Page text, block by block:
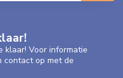
klaar! Voor informatie
contact op met de